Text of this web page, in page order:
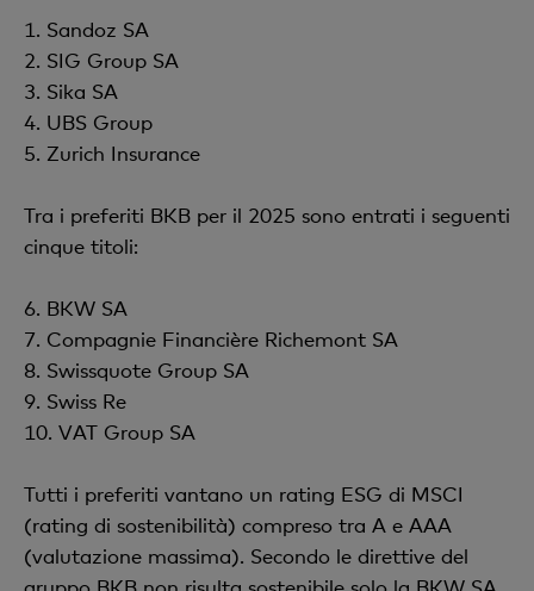
1. Sandoz SA
2. SIG Group SA
3. Sika SA
4. UBS Group
5. Zurich Insurance
Tra i preferiti BKB per il 2025 sono entrati i seguenti
cinque titoli:
6. BKW SA
7. Compagnie Financière Richemont SA
8. Swissquote Group SA
9. Swiss Re
10. VAT Group SA
Tutti i preferiti vantano un rating ESG di MSCI
(rating di sostenibilità) compreso tra A e AAA
(valutazione massima). Secondo le direttive del